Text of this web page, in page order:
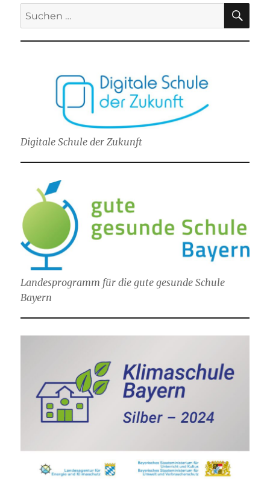
Suchen
nach:
Digitale Schule der Zukunft
Landesprogramm für die gute gesunde Schule
Bayern